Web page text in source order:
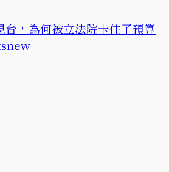
台，為何被立法院卡住了預算